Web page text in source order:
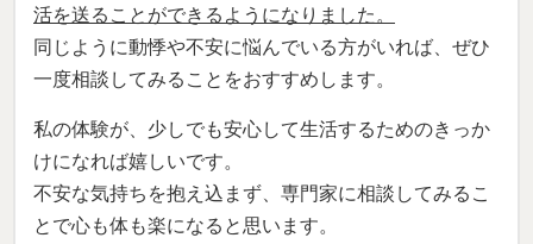
活を送ることができるようになりました。
同じように動悸や不安に悩んでいる方がいれば、ぜひ
一度相談してみることをおすすめします。
私の体験が、少しでも安心して生活するためのきっか
けになれば嬉しいです。
不安な気持ちを抱え込まず、専門家に相談してみるこ
とで心も体も楽になると思います。